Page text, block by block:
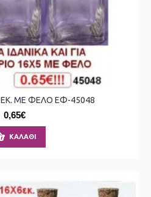
ΕΚ. ΜΕ ΦΕΛΟ ΕΦ-45048
0,65€
ΚΑΛΆΘΙ